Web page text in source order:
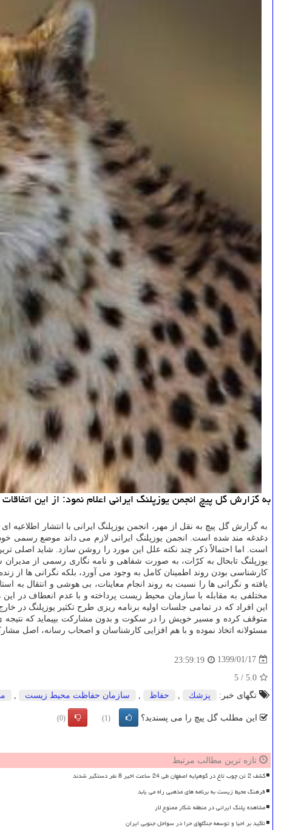
به گزارش گل پیچ انجمن یوزپلنگ ایرانی اعلام نمود: از این
به گزارش گل پیچ به نقل از مهر، انجمن یوزپلنگ ایرانی با انتشار اطلاعیه
دغدغه مند شده است. انجمن یوزپلنگ ایرانی لازم می داند موضع رسمی
است. اما احتمالاً ذكر چند نكته علل این مورد را روشن سازد. شاید اصلی
یوزپلنگ تابحال به كرّات، به صورت شفاهی و نامه نگاری رسمی از
كارشناسی بودن روند اطمینان كامل به وجود می آورد، بلكه نگرانی ها از
یافته و نگرانی ها را نسبت به روند انجام معاینات، بی هوشی و انتقال به
مختلفی به مقابله با سازمان محیط زیست پرداخته و با عدم انعطاف در
این افراد كه در تمامی جلسات اولیه برنامه ریزی طرح تكثیر یوزپلنگ
متوقف كرده و مسیر خویش را در سكوت و بدون مشاركت بپیماید كه نتیجه
مسئولانه اتخاذ نموده و با هم افزایی كارشناسان و اصحاب رسانه، اصل
1399/01/17
23:59:19
5.0
/
5
تگهای خبر:
پزشك , حفاظ , سازمان حفاظت محیط زیست ,
این مطلب گل پیچ را می پسندید؟ (1)
(0)
تازه ترین مطالب مرتبط
کشف 2 تن چوب تاغ در کوهپایه اصفهان طی 24 ساعت اخیر 8 نفر دستگیر شدند
فرهنگ محیط زیست به برنامه های مذهبی راه می یابد
مشاهده پلنگ ایرانی در منطقه شکار ممنوع لار
تاکید بر احیا و توسعه جنگلهای حرا در سواحل جنوبی ایران